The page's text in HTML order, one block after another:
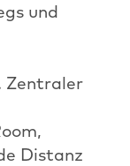
und
Zentraler
Distanz